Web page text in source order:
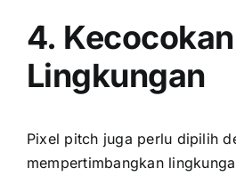
4. Kecocokan
Lingkungan
Pixel pitch јugа perlu dipilih
mempertimbangkan